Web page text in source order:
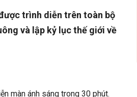
trình diễn trên toàn bộ
và lập kỷ lục thế giới về
màn ánh sáng trong 30 phút.